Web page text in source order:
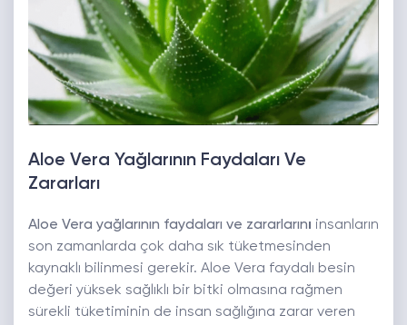
Aloe Vera Yağlarının Faydaları Ve
Zararları
Aloe Vera yağlarının faydaları ve zararlarını insanların
son zamanlarda çok daha sık tüketmesinden
kaynaklı bilinmesi gerekir. Aloe Vera faydalı besin
değeri yüksek sağlıklı bir bitki olmasına rağmen
sürekli tüketiminin de insan sağlığına zarar veren